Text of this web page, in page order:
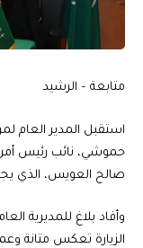
متابعة – الرشيد
استقبل المدير العام
حموشي، نائب رئيس أمن
صالح العويس، الذي
وأفاد بلاغ للمديرية
الزيارة تعكس متانة